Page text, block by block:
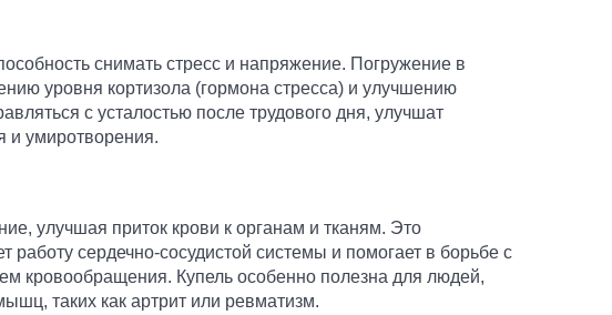
снимать стресс и напряжение. Погружение в
уровня кортизола (гормона стресса) и улучшению
с усталостью после трудового дня, улучшат
и умиротворения.
улучшая приток крови к органам и тканям. Это
сердечно-сосудистой системы и помогает в борьбе с
кровообращения. Купель особенно полезна для людей,
таких как артрит или ревматизм.